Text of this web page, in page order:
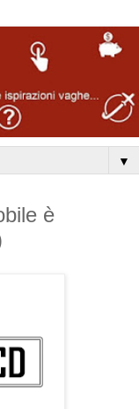
▼
è